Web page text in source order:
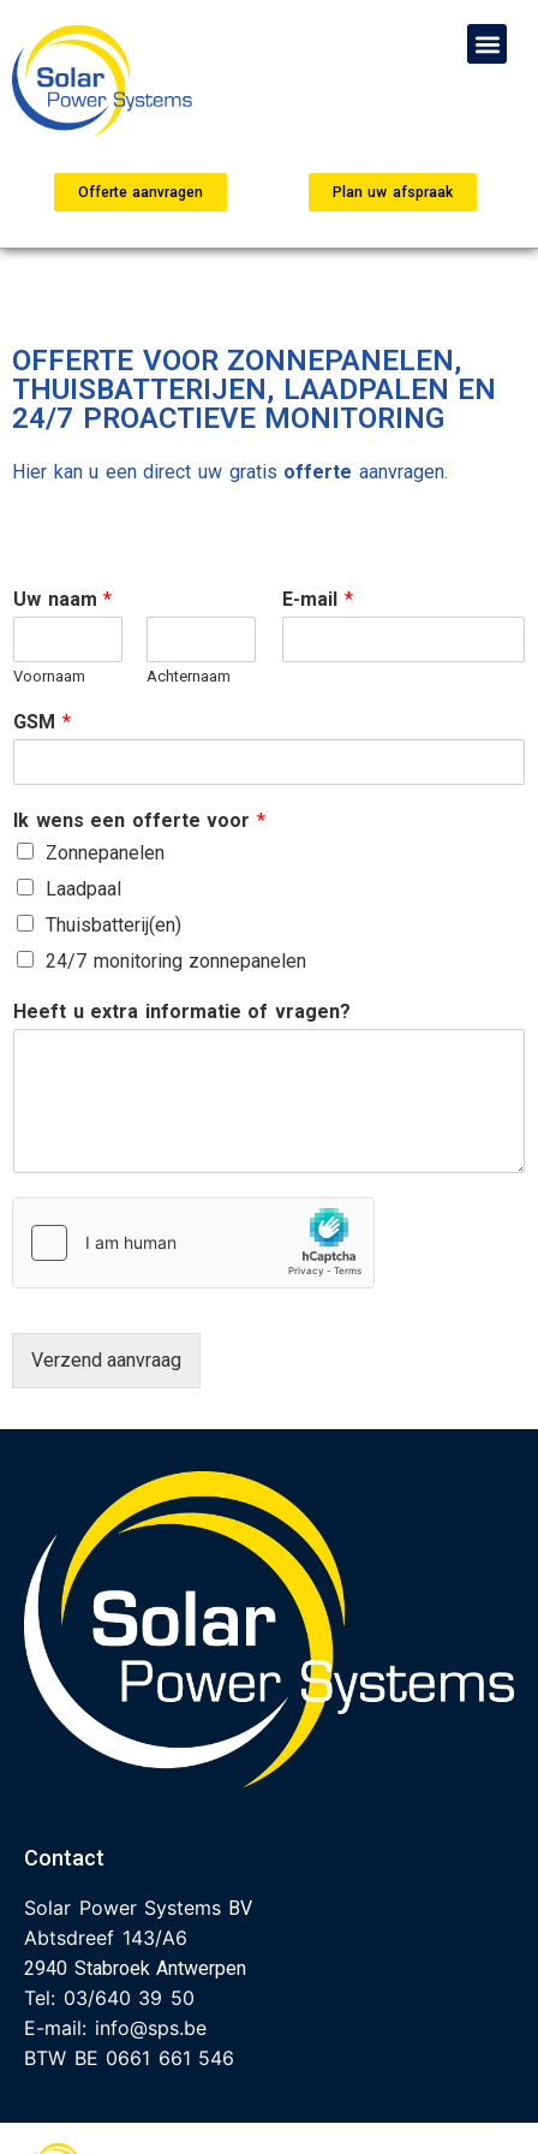
Offerte aanvragen Plan uw afspraak
OFFERTE VOOR ZONNEPANELEN,
THUISBATTERIJEN, LAADPALEN EN
24/7 PROACTIEVE MONITORING
Hier kan u een direct uw gratis offerte aanvragen.
Uw naam*
Voornaam Achternaam
E-mail *
GSM *
Ik wens een offerte voor *
Zonnepanelen
Laadpaal
Thuisbatterij(en)
24/7 monitoring zonnepanelen
Heeft u extra informatie of vragen?
Verzend aanvraag
Contact
Solar Power Systems BV
Abtsdreef 143/A6
2940 Stabroek Antwerpen
Tel: 03/640 39 50
E-mail: info@sps.be
BTW BE 0661 661 546
Menu